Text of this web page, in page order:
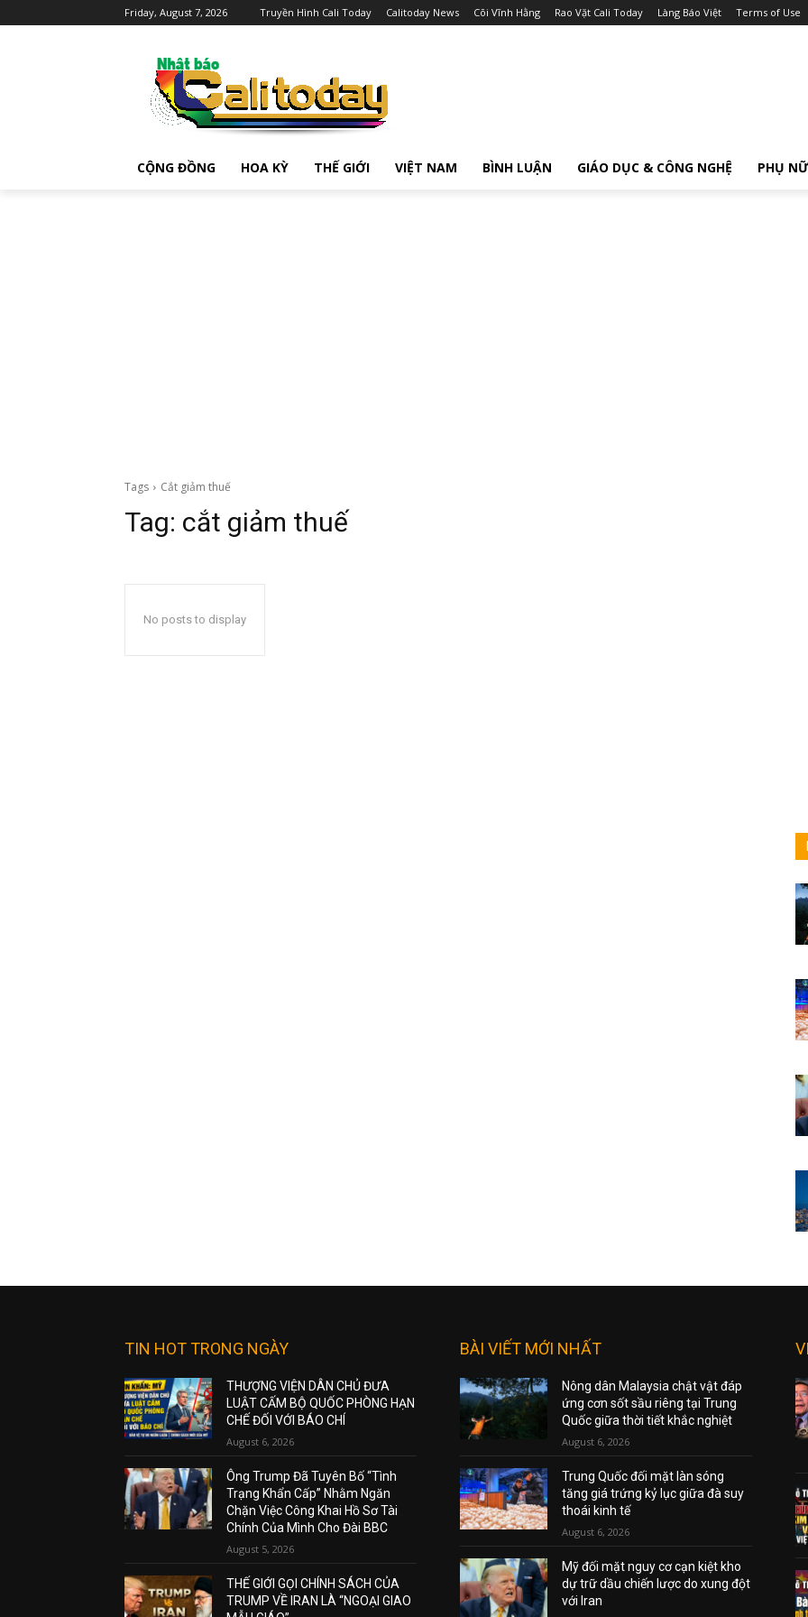
Friday, August 7, 2026 Truyền Hình Cali Today Calitoday News Cõi Vĩnh Hằng Rao Vặt Cali Today Làng Báo Việt Terms of Use
CỘNG ĐỒNG HOA KỲ THẾ GIỚI VIỆT NAM BÌNH LUẬN GIÁO DỤC & CÔNG NGHỆ PHỤ NỮ
Tags Cắt giảm thuế
Tag: cắt giảm thuế
No posts to display
TIN HOT TRONG NGÀY
THƯỢNG VIỆN DÂN CHỦ ĐƯA
LUẬT CẤM BỘ QUỐC PHÒNG HẠN
CHẾ ĐỐI VỚI BÁO CHÍ
August 6, 2026
Ông Trump Đã Tuyên Bố “Tình
Trạng Khẩn Cấp” Nhằm Ngăn
Chặn Việc Công Khai Hồ Sơ Tài
Chính Của Mình Cho Đài BBC
August 5, 2026
THẾ GIỚI GỌI CHÍNH SÁCH CỦA
TRUMP VỀ IRAN LÀ “NGOẠI GIAO
BÀI VIẾT MỚI NHẤT
Nông dân Malaysia chật vật đáp
ứng cơn sốt sầu riêng tại Trung
Quốc giữa thời tiết khắc nghiệt
August 6, 2026
Trung Quốc đối mặt làn sóng
tăng giá trứng kỷ lục giữa đà suy
thoái kinh tế
August 6, 2026
Mỹ đối mặt nguy cơ cạn kiệt kho
dự trữ dầu chiến lược do xung đột
với Iran